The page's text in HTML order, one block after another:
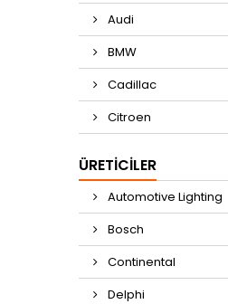
Audi
BMW
Cadillac
Citroen
ÜRETICILER
Automotive Lighting
Bosch
Continental
Delphi